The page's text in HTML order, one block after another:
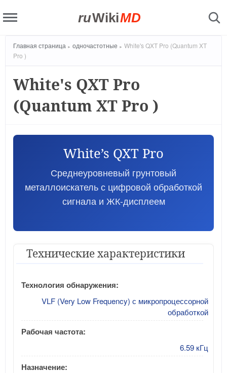
ruWikiMD
Главная страница одночастотные
White's QXT Pro (Quantum XT
Pro )
White's QXT Pro
(Quantum XT Pro )
White’s QXT Pro
Среднеуровневый грунтовый
металлоискатель с цифровой обработкой
сигнала и ЖК-дисплеем
Технические характеристики
Технология обнаружения:
VLF (Very Low Frequency) с микропроцессорной
обработкой
Рабочая частота:
6.59 кГц
Назначение: